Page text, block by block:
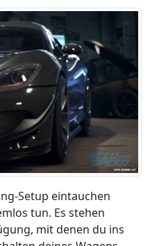
Setup eintauchen
tun. Es stehen
mit denen du ins